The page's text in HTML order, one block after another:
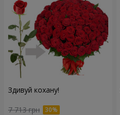
Здивуй кохану!
7 713 грн